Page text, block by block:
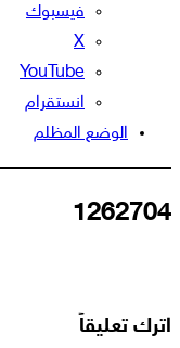
فيسبوك
‫X
‫YouTube
انستقرام
الوضع المظلم
1262704
اترك تعليقاً